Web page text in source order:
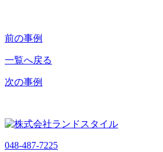
前の事例
一覧へ戻る
次の事例
048-487-7225